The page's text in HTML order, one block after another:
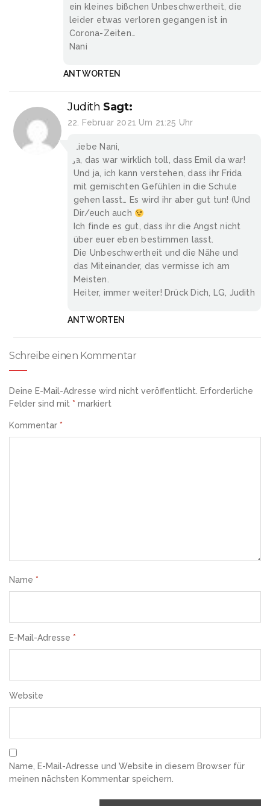
ein kleines bißchen Unbeschwertheit, die
leider etwas verloren gegangen ist in
Corona-Zeiten…
Nani
ANTWORTEN
Judith Sagt:
22. Februar 2021 Um 21:25 Uhr
Liebe Nani,
ja, das war wirklich toll, dass Emil da war!
Und ja, ich kann verstehen, dass ihr Frida
mit gemischten Gefühlen in die Schule
gehen lasst… Es wird ihr aber gut tun! (Und
Dir/euch auch
Ich finde es gut, dass ihr die Angst nicht
über euer eben bestimmen lasst.
Die Unbeschwertheit und die Nähe und
das Miteinander, das vermisse ich am
Meisten.
Heiter, immer weiter! Drück Dich, LG, Judith
ANTWORTEN
Schreibe einen Kommentar
Deine E-Mail-Adresse wird nicht veröffentlicht. Erforderliche
Felder sind mit * markiert
Kommentar *
Name *
E-Mail-Adresse *
Website
Name, E-Mail-Adresse und Website in diesem Browser für
meinen nächsten Kommentar speichern.